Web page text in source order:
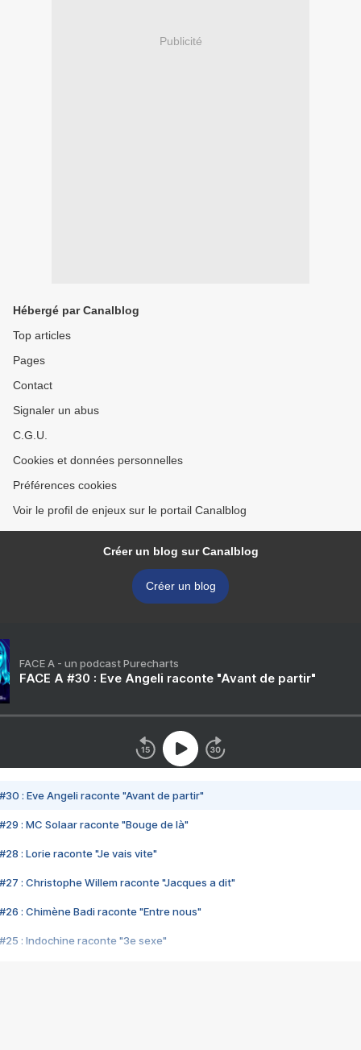
Publicité
Hébergé par Canalblog
Top articles
Pages
Contact
Signaler un abus
C.G.U.
Cookies et données personnelles
Préférences cookies
Voir le profil de enjeux sur le portail Canalblog
Créer un blog sur Canalblog
Créer un blog
FACE A - un podcast Purecharts
FACE A #30 : Eve Angeli raconte "Avant de partir"
#30 : Eve Angeli raconte "Avant de partir"
#29 : MC Solaar raconte "Bouge de là"
#28 : Lorie raconte "Je vais vite"
#27 : Christophe Willem raconte "Jacques a dit"
#26 : Chimène Badi raconte "Entre nous"
#25 : Indochine raconte "3e sexe"